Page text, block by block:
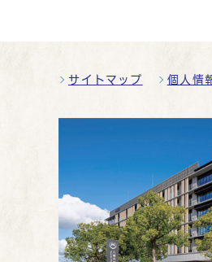
サイトマップ 個人情